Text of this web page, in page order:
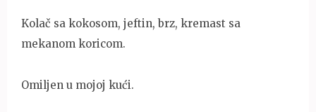
Kolač sa kokosom, jeftin, brz, kremast sa
mekanom koricom.
Omiljen u mojoj kući.